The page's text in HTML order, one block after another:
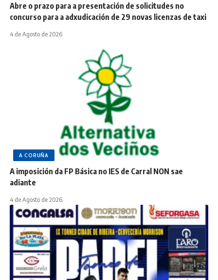
Abre o prazo para a presentación de solicitudes no
concurso para a adxudicación de 29 novas licenzas de taxi
4 de Agosto de 2026
A CORUÑA
A imposición da FP Básica no IES de Carral NON sae
adiante
4 de Agosto de 2026